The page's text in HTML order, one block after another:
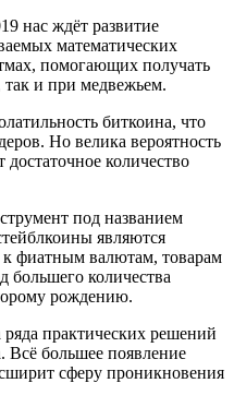
нас ждёт развитие
математических
помогающих получать
и при медвежьем.
биткоина, что
Но велика вероятность
количество
под названием
являются
фиатным валютам, товарам
количества
рождению.
практических решений
Всё большее появление
сферу проникновения